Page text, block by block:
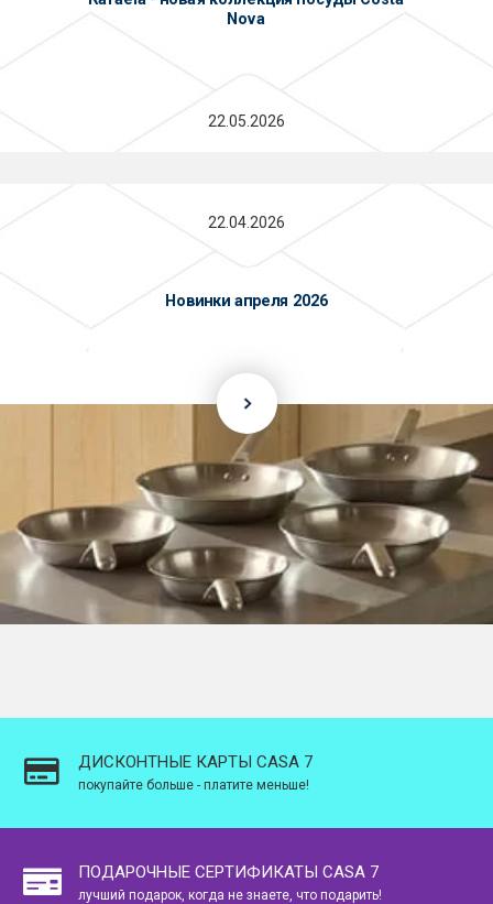
Nova
22.05.2026
22.04.2026
Новинки апреля 2026
ДИСКОНТНЫЕ КАРТЫ CASA 7
покупайте больше - платите меньше!
ПОДАРОЧНЫЕ СЕРТИФИКАТЫ CASA 7
лучший подарок, когда не знаете, что подарить!